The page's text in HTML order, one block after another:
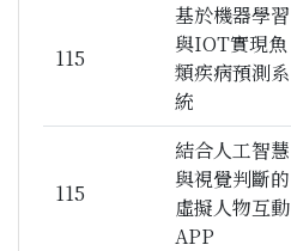
115
基於機器學習
與IOT實現魚
類疾病預測系
統
115
結合人工智慧
與視覺判斷的
虛擬人物互動
APP